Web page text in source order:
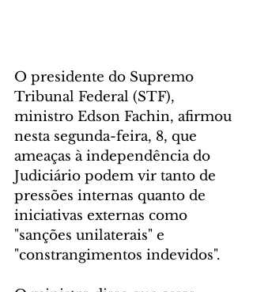
O presidente do Supremo
Tribunal Federal (STF),
ministro Edson Fachin, afirmou
nesta segunda-feira, 8, que
ameaças à independência do
Judiciário podem vir tanto de
pressões internas quanto de
iniciativas externas como
"sanções unilaterais" e
"constrangimentos indevidos".